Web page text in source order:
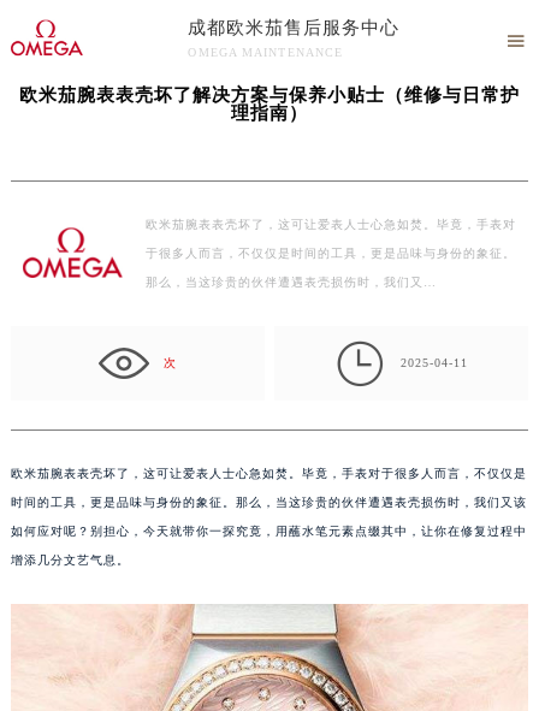
成都欧米茄售后服务中心
OMEGA MAINTENANCE

当前位置： 成都欧米茄维修服务中心>文章> 欧米茄腕表表壳坏了解决方案与保养小贴
士（维修与日常护理指南）
欧米茄腕表表壳坏了解决方案与保养小贴士（维修与日常护
理指南）
欧米茄腕表表壳坏了，这可让爱表人士心急如焚。毕竟，手表对
于很多人而言，不仅仅是时间的工具，更是品味与身份的象征。
那么，当这珍贵的伙伴遭遇表壳损伤时，我们又…
次  2025-04-11
欧米茄腕表表壳坏了，这可让爱表人士心急如焚。毕竟，手表对于很多人而言，不仅仅是
时间的工具，更是品味与身份的象征。那么，当这珍贵的伙伴遭遇表壳损伤时，我们又该
如何应对呢？别担心，今天就带你一探究竟，用蘸水笔元素点缀其中，让你在修复过程中
增添几分文艺气息。